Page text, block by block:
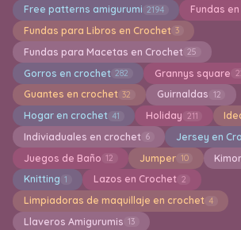
Free patterns amigurumi 2194 Fundas
Fundas para Libros en Crochet 3
Fundas para Macetas en Crochet 25
Gorros en crochet 282 Grannys square
Guantes en crochet 32 Guirnaldas 12
Hogar en crochet 41 Holiday 211
Indiviaduales en crochet 6 Jersey en
Juegos de Baño 12 Jumper 10
Knitting 1 Lazos en Crochet 2
Limpiadoras de maquillaje en crochet 4
Llaveros Amigurumis 13